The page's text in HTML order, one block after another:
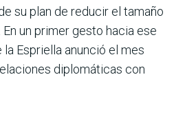
su plan de reducir el tamaño
En un primer gesto hacia ese
Espriella anunció el mes
diplomáticas con